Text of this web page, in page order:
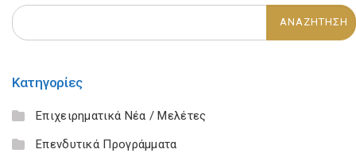
Κατηγορίες
Επιχειρηματικά Νέα / Μελέτες
Επενδυτικά Προγράμματα